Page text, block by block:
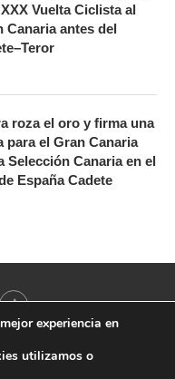
Vuelta Ciclista al
Canaria antes del
roza el oro y firma una
para el Gran Canaria
Selección Canaria en el
España Cadete
Developed by
experiencia en
utilizamos o